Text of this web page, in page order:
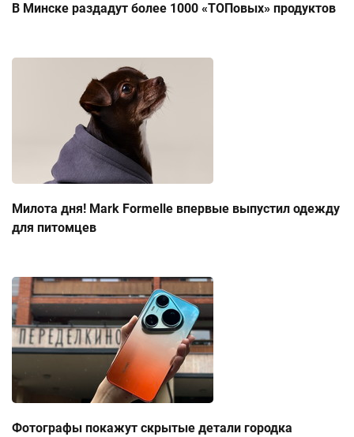
В Минске раздадут более 1000 «ТОПовых» продуктов
Милота дня! Mark Formelle впервые выпустил одежду
для питомцев
Фотографы покажут скрытые детали городка